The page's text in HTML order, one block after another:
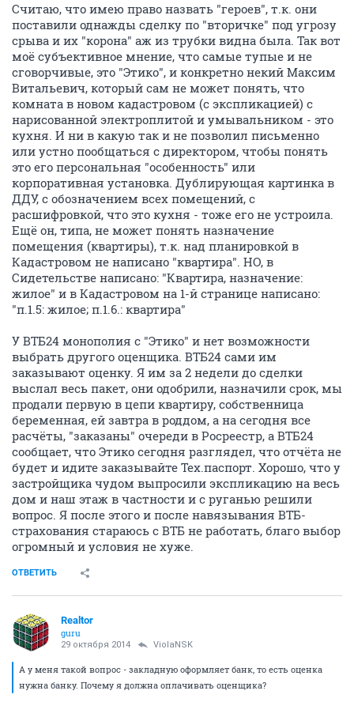
Считаю, что имею право назвать "героев", т.к. они
поставили однажды сделку по "вторичке" под угрозу
срыва и их "корона" аж из трубки видна была. Так вот
моё субъективное мнение, что самые тупые и не
сговорчивые, это "Этико", и конкретно некий Максим
Витальевич, который сам не может понять, что
комната в новом кадастровом (с экспликацией) с
нарисованной электроплитой и умывальником - это
кухня. И ни в какую так и не позволил письменно
или устно пообщаться с директором, чтобы понять
это его персональная "особенность" или
корпоративная установка. Дублирующая картинка в
ДДУ, с обозначением всех помещений, с
расшифровкой, что это кухня - тоже его не устроила.
Ещё он, типа, не может понять назначение
помещения (квартиры), т.к. над планировкой в
Кадастровом не написано "квартира". НО, в
Сидетельстве написано: "Квартира, назначение:
жилое" и в Кадастровом на 1-й странице написано:
"п.1.5: жилое; п.1.6.: квартира"
У ВТБ24 монополия с "Этико" и нет возможности
выбрать другого оценщика. ВТБ24 сами им
заказывают оценку. Я им за 2 недели до сделки
выслал весь пакет, они одобрили, назначили срок, мы
продали первую в цепи квартиру, собственница
беременная, ей завтра в роддом, а на сегодня все
расчёты, "заказаны" очереди в Росреестр, а ВТБ24
сообщает, что Этико сегодня разглядел, что отчёта не
будет и идите заказывайте Тех.паспорт. Хорошо, что у
застройщика чудом выпросили экспликацию на весь
дом и наш этаж в частности и с руганью решили
вопрос. Я после этого и после навязывания ВТБ-
страхования стараюсь с ВТБ не работать, благо выбор
огромный и условия не хуже.
ОТВЕТИТЬ
Realtor
guru
29 октября 2014 ViolaNSK
А у меня такой вопрос - закладную оформляет банк, то есть оценка
нужна банку. Почему я должна оплачивать оценщика?